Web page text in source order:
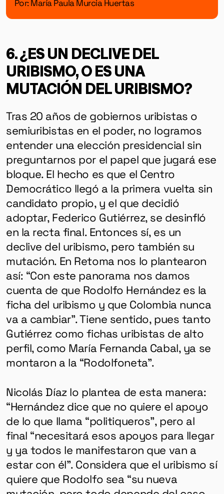
Por: María Paula Murcia Huertas
6. ¿ES UN DECLIVE DEL
URIBISMO, O ES UNA
MUTACIÓN DEL URIBISMO?
Tras 20 años de gobiernos uribistas o
semiuribistas en el poder, no logramos
entender una elección presidencial sin
preguntarnos por el papel que jugará ese
bloque. El hecho es que el Centro
Democrático llegó a la primera vuelta sin
candidato propio, y el que decidió
adoptar, Federico Gutiérrez, se desinfló
en la recta final. Entonces sí, es un
declive del uribismo, pero también su
mutación. En Retoma nos lo plantearon
así: “Con este panorama nos damos
cuenta de que Rodolfo Hernández es la
ficha del uribismo y que Colombia nunca
va a cambiar”. Tiene sentido, pues tanto
Gutiérrez como fichas uribistas de alto
perfil, como María Fernanda Cabal, ya se
montaron a la “Rodolfoneta”.
Nicolás Díaz lo plantea de esta manera:
“Hernández dice que no quiere el apoyo
de lo que llama “politiqueros”, pero al
final “necesitará esos apoyos para llegar
y ya todos le manifestaron que van a
estar con él”. Considera que el uribismo sí
quiere que Rodolfo sea “su nueva